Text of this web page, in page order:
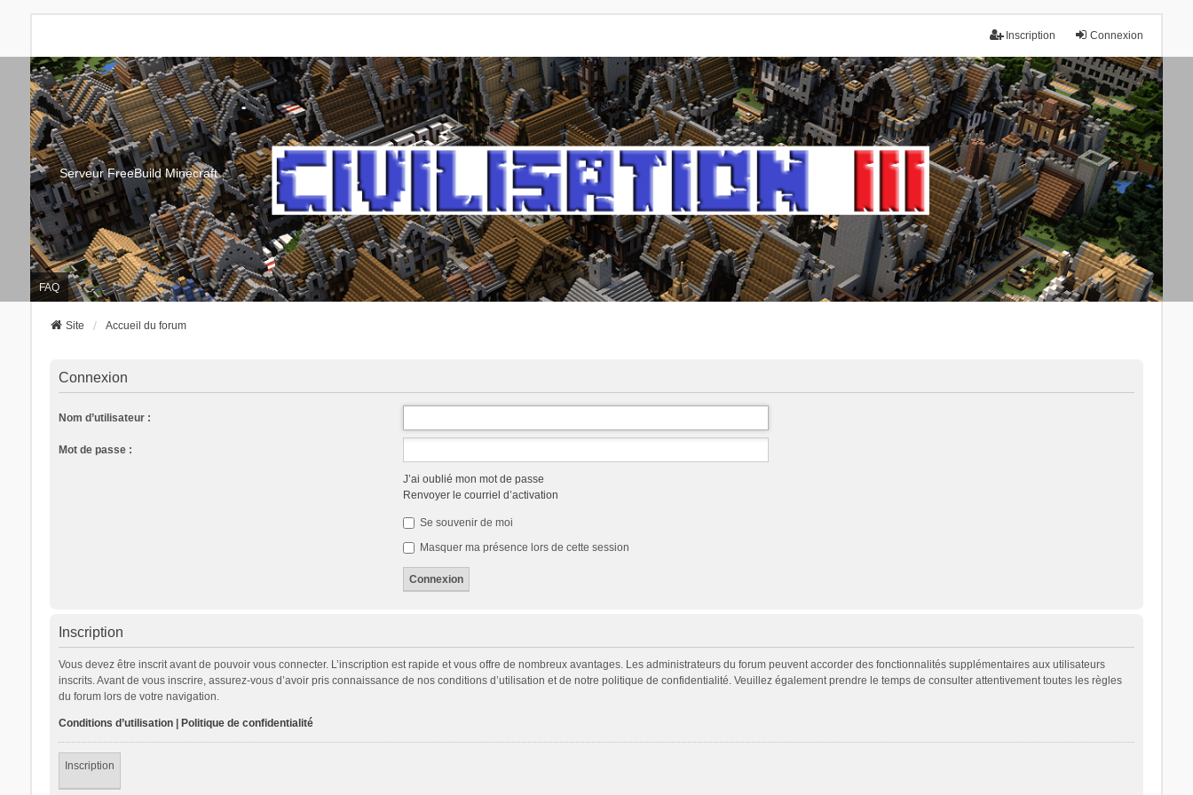
Connexion
Inscription
Serveur FreeBuild Minecraft
FAQ
Site Accueil du forum
Connexion
Nom d’utilisateur :
Mot de passe :
J’ai oublié mon mot de passe
Renvoyer le courriel d’activation
Se souvenir de moi
Masquer ma présence lors de cette session
Inscription
Vous devez être inscrit avant de pouvoir vous connecter. L’inscription est rapide et vous offre de nombreux avantages. Les administrateurs du forum peuvent accorder des fonctionnalités supplémentaires aux utilisateurs
inscrits. Avant de vous inscrire, assurez-vous d’avoir pris connaissance de nos conditions d’utilisation et de notre politique de confidentialité. Veuillez également prendre le temps de consulter attentivement toutes les règles
du forum lors de votre navigation.
Conditions d’utilisation| Politique de confidentialité
Inscription